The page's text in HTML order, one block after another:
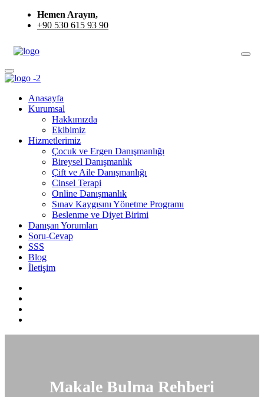
Hemen Arayın,
+90 530 615 93 90
Anasayfa
Kurumsal
Hakkımızda
Ekibimiz
Hizmetlerimiz
Çocuk ve Ergen Danışmanlığı
Bireysel Danışmanlık
Çift ve Aile Danışmanlığı
Cinsel Terapi
Online Danışmanlık
Sınav Kaygısını Yönetme Programı
Beslenme ve Diyet Birimi
Danışan Yorumları
Soru-Cevap
SSS
Blog
İletişim
Makale Bulma Rehberi